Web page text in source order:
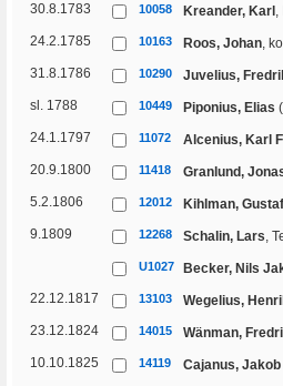
30.8.1783
10058 Kreander, Karl ,
24.2.1785
10163 Roos, Johan,
31.8.1786
10290
Juvelius,
sl. 1788
10449 Piponius, Elias
24.1.1797
11072
Alcenius, Karl
20.9.1800
11418
Granlund,
5.2.1806
12012
Kihlman,
9.1809
12268 Schalin, Lars,
U1027
Becker, Nils
22.12.1817
13103
Wegelius,
23.12.1824
14015
Wänman,
10.10.1825
14119
Cajanus,